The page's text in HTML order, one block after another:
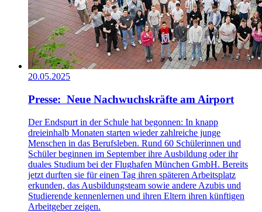
20.05.2025
Presse: Neue Nachwuchskräfte am Airport
Der Endspurt in der Schule hat begonnen: In knapp
dreieinhalb Monaten starten wieder zahlreiche junge
Menschen in das Berufsleben. Rund 60 Schülerinnen und
Schüler beginnen im September ihre Ausbildung oder ihr
duales Studium bei der Flughafen München GmbH. Bereits
jetzt durften sie für einen Tag ihren späteren Arbeitsplatz
erkunden, das Ausbildungsteam sowie andere Azubis und
Studierende kennenlernen und ihren Eltern ihren künftigen
Arbeitgeber zeigen.